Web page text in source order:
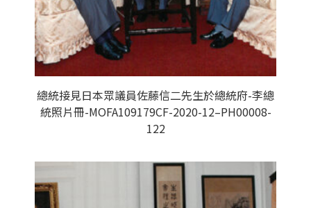
總統接見日本眾議員佐藤信二先生於總統府-李總
統照片冊-MOFA109179CF-2020-12–PH00008-
122